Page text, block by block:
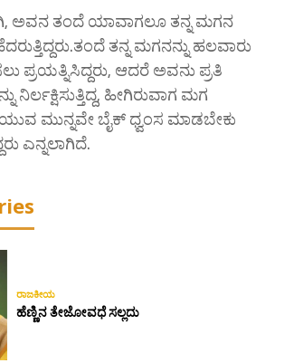
ಅವನ ತಂದೆ ಯಾವಾಗಲೂ ತನ್ನ ಮಗನ
ತನ್ನ ಮಗನನ್ನು ಹಲವಾರು
ಪ್ರಯತ್ನಿಸಿದ್ದರು, ಆದರೆ ಅವನು ಪ್ರತಿ
ಹೀಗಿರುವಾಗ ಮಗ
ಮುನ್ನವೇ ಬೈಕ್ ಧ್ವಂಸ ಮಾಡಬೇಕು
ಎನ್ನಲಾಗಿದೆ.
ರಾಜಕೀಯ
ಹೆಣ್ಣಿನ ತೇಜೋವಧೆ ಸಲ್ಲದು